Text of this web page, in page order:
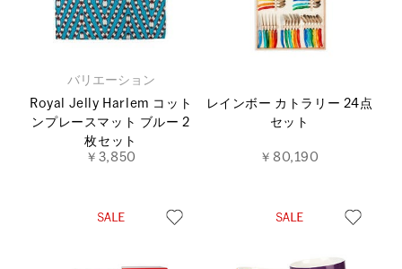
バリエーション
Royal Jelly Harlem コット
ンプレースマット ブルー 2
枚セット
￥3,850
レインボー カトラリー 24点
セット
￥80,190